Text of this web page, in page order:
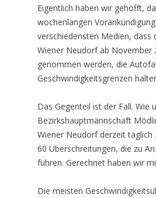
Eigentlich haben wir gehofft,
wochenlangen
verschiedensten Medien, dass
Wiener Neudorf ab November
genommen werden, die
Geschwindigkeitsgrenzen
Das Gegenteil ist der Fall. Wie
Bezirkshauptmannschaft
Wiener Neudorf derzeit täglich
60 Überschreitungen, die zu
führen. Gerechnet haben wir
Die meisten